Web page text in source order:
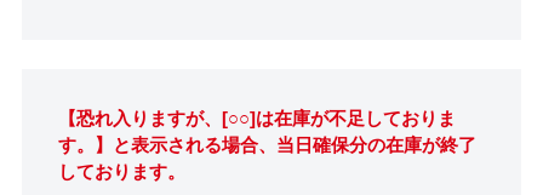
【恐れ入りますが、[○○]は在庫が不足しておりま
す。】と表示される場合、当日確保分の在庫が終了
しております。